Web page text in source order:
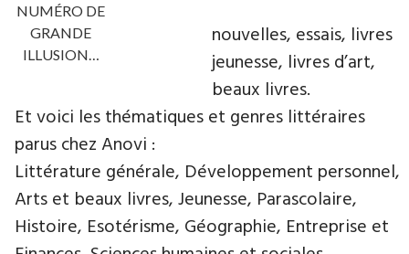
NUMÉRO DE
GRANDE
ILLUSION…
nouvelles, essais, livres
jeunesse, livres d’art,
beaux livres.
Et voici les thématiques et genres littéraires
parus chez Anovi :
Littérature générale, Développement personnel,
Arts et beaux livres, Jeunesse, Parascolaire,
Histoire, Esotérisme, Géographie, Entreprise et